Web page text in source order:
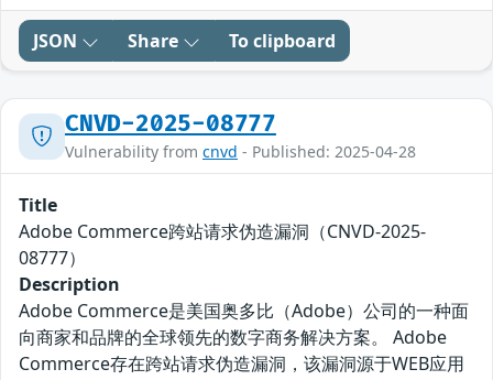
JSON Share To clipboard
CNVD-2025-08777
Vulnerability from cnvd - Published: 2025-04-28
Title
Adobe Commerce跨站请求伪造漏洞（CNVD-2025-
08777）
Description
Adobe Commerce是美国奥多比（Adobe）公司的一种面
向商家和品牌的全球领先的数字商务解决方案。 Adobe
Commerce存在跨站请求伪造漏洞，该漏洞源于WEB应用